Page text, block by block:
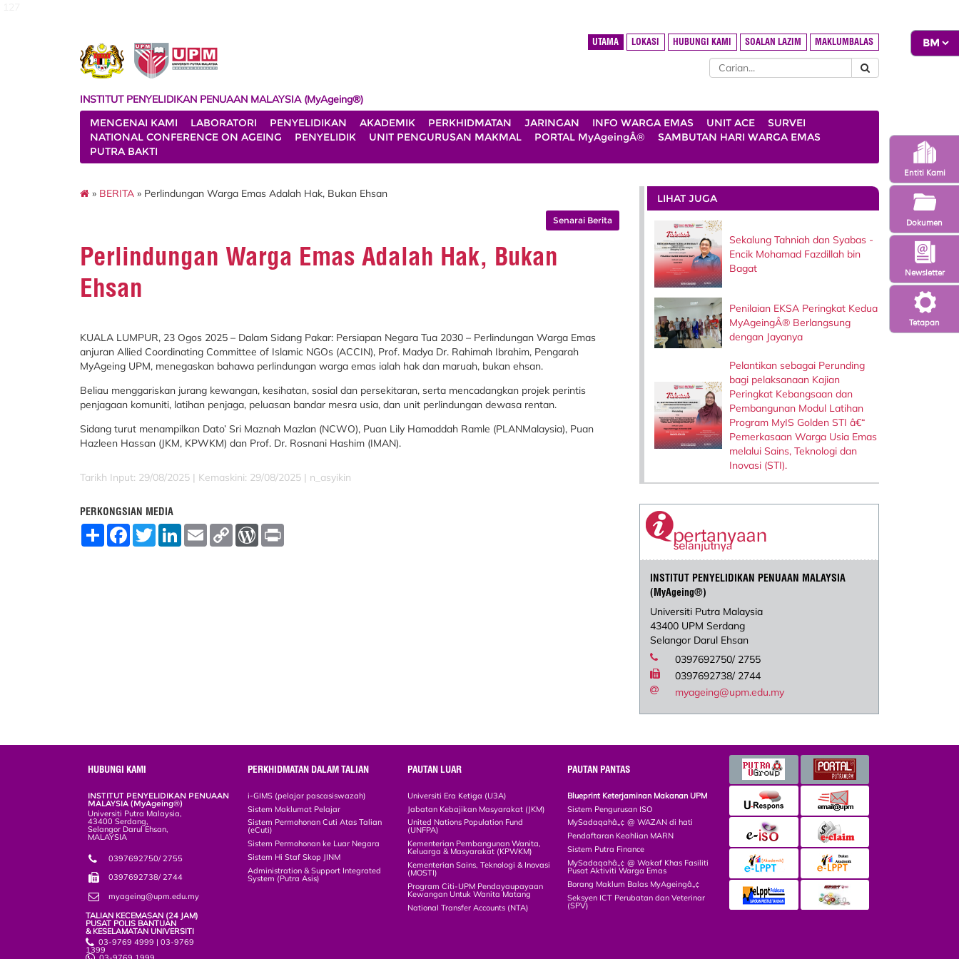
Tetapan
Newsletter
Entiti Kami
Dokumen
UTAMA LOKASI HUBUNGI KAMI SOALAN LAZIM MAKLUMBALAS
INSTITUT PENYELIDIKAN PENUAAN MALAYSIA (MyAgeing®)
MENGENAI KAMI
LABORATORI PENYELIDIKAN AKADEMIK PERKHIDMATAN JARINGAN INFO WARGA EMAS UNIT ACE
SURVEI
NATIONAL CONFERENCE ON AGEING
PENYELIDIK UNIT PENGURUSAN MAKMAL PORTAL MyAgeingÂ®
SAMBUTAN HARI WARGA EMAS
PUTRA BAKTI
» BERITA » Perlindungan Warga Emas Adalah Hak, Bukan Ehsan
Senarai Berita
Perlindungan Warga Emas Adalah Hak, Bukan
Ehsan
KUALA LUMPUR, 23 Ogos 2025 – Dalam Sidang Pakar: Persiapan Negara Tua 2030 – Perlindungan Warga Emas
anjuran Allied Coordinating Committee of Islamic NGOs (ACCIN), Prof. Madya Dr. Rahimah Ibrahim, Pengarah
MyAgeing UPM, menegaskan bahawa perlindungan warga emas ialah hak dan maruah, bukan ehsan.
Beliau menggariskan jurang kewangan, kesihatan, sosial dan persekitaran, serta mencadangkan projek perintis
penjagaan komuniti, latihan penjaga, peluasan bandar mesra usia, dan unit perlindungan dewasa rentan.
Sidang turut menampilkan Dato’ Sri Maznah Mazlan (NCWO), Puan Lily Hamaddah Ramle (PLANMalaysia), Puan
Hazleen Hassan (JKM, KPWKM) dan Prof. Dr. Rosnani Hashim (IMAN).
Tarikh Input: 29/08/2025 | Kemaskini: 29/08/2025 | n_asyikin
PERKONGSIAN MEDIA
S
F
T
w
L
E
m
C
W
LIHAT JUGA
Sekalung Tahniah dan Syabas -
Encik Mohamad Fazdillah bin
Bagat
Penilaian EKSA Peringkat Kedua
MyAgeingÂ® Berlangsung
dengan Jayanya
Pelantikan sebagai Perunding
bagi pelaksanaan Kajian
Peringkat Kebangsaan dan
Pembangunan Modul Latihan
Program MyIS Golden STI â€“
Pemerkasaan Warga Usia Emas
melalui Sains, Teknologi dan
Inovasi (STI).
INSTITUT PENYELIDIKAN PENUAAN MALAYSIA
(MyAgeing®)
Universiti Putra Malaysia
43400 UPM Serdang
Selangor Darul Ehsan
0397692750/ 2755
0397692738/ 2744
myageing@upm.edu.my
HUBUNGI KAMI
INSTITUT PENYELIDIKAN PENUAAN
MALAYSIA (MyAgeing®)
Universiti Putra Malaysia,
43400 Serdang,
Selangor Darul Ehsan,
MALAYSIA
0397692750/ 2755
0397692738/ 2744
myageing@upm.edu.my
TALIAN KECEMASAN (24 JAM)
PUSAT POLIS BANTUAN
& KESELAMATAN UNIVERSITI
03-9769 4999 | 03-9769
1399
PERKHIDMATAN DALAM TALIAN
i-GIMS (pelajar pascasiswazah)
Sistem Maklumat Pelajar
Sistem Permohonan Cuti Atas Talian
(eCuti)
Sistem Permohonan ke Luar Negara
Sistem Hi Staf Skop JINM
Administration & Support Integrated
System (Putra Asis)
PAUTAN LUAR
Universiti Era Ketiga (U3A)
Jabatan Kebajikan Masyarakat (JKM)
United Nations Population Fund
(UNFPA)
Kementerian Pembangunan Wanita,
Keluarga & Masyarakat (KPWKM)
Kementerian Sains, Teknologi & Inovasi
(MOSTI)
Program Citi-UPM Pendayaupayaan
Kewangan Untuk Wanita Matang
National Transfer Accounts (NTA)
PAUTAN PANTAS
Blueprint Keterjaminan Makanan UPM
Sistem Pengurusan ISO
MySadaqahâ„¢ @ WAZAN di hati
Pendaftaran Keahlian MARN
Sistem Putra Finance
MySadaqahâ„¢ @ Wakaf Khas Fasiliti
Pusat Aktiviti Warga Emas
Borang Maklum Balas MyAgeingâ„¢
Seksyen ICT Perubatan dan Veterinar
(SPV)